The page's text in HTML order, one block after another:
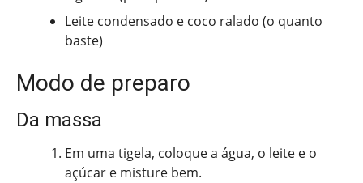
Leite condensado e coco ralado (o quanto
baste)
Modo de preparo
Da massa
Em uma tigela, coloque a água, o leite e o
açúcar e misture bem.